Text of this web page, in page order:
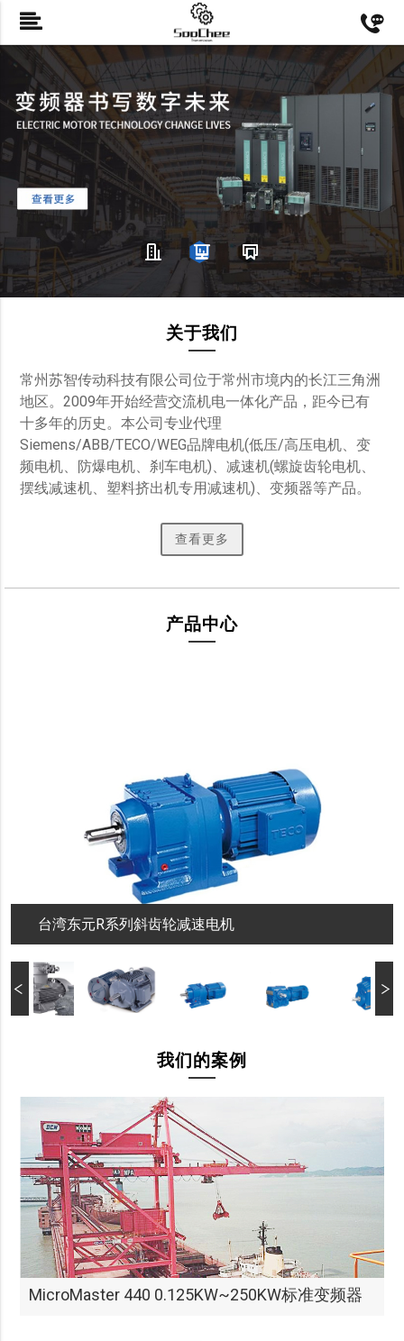
关于我们
常州苏智传动科技有限公司位于常州市境内的长江三角洲
地区。2009年开始经营交流机电一体化产品，距今已有
十多年的历史。本公司专业代理
Siemens/ABB/TECO/WEG品牌电机(低压/高压电机、变
频电机、防爆电机、刹车电机)、减速机(螺旋齿轮电机、
摆线减速机、塑料挤出机专用减速机)、变频器等产品。
查看更多
产品中心
台湾东元R系列斜齿轮减速电机
我们的案例
MicroMaster 440 0.125KW~250KW标准变频器